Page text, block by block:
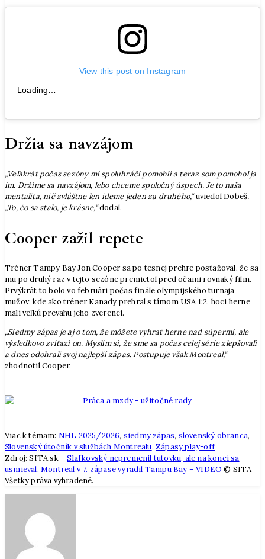
View this post on Instagram
Loading…
Držia sa navzájom
„Veľakrát počas sezóny mi spoluhráči pomohli a teraz som pomohol ja
im. Držíme sa navzájom, lebo chceme spoločný úspech. Je to naša
mentalita, nič zvláštne len ideme jeden za druhého,“uviedol Dobeš.
„To, čo sa stalo, je krásne,“dodal.
Cooper zažil repete
Tréner Tampy Bay Jon Cooper sa po tesnej prehre posťažoval, že sa
mu po druhý raz v tejto sezóne premietol pred očami rovnaký film.
Prvýkrát to bolo vo februári počas finále olympijského turnaja
mužov, kde ako tréner Kanady prehral s tímom USA 1:2, hoci herne
mali veľkú prevahu jeho zverenci.
„Siedmy zápas je aj o tom, že môžete vyhrať herne nad súpermi, ale
výsledkovo zvíťazí on. Myslím si, že sme sa počas celej série zlepšovali
a dnes odohrali svoj najlepší zápas. Postupuje však Montreal,“
zhodnotil Cooper.
Viac k témam: NHL 2025/2026, siedmy zápas, slovenský obranca,
Slovenský útočník v službách Montrealu,Zápasy play-off
Zdroj: SITA.sk –Slafkovský nepremenil tutovku, ale na konci sa
usmieval. Montreal v 7. zápase vyradil Tampu Bay – VIDEO © SITA
Všetky práva vyhradené.